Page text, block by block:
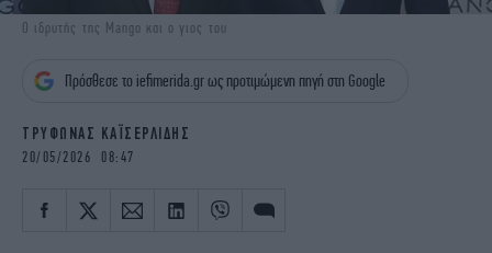
iBOOKS
ΖΩΔΙΑ
MEDIA
ELAMEFORA
NEWSLETTER
Ο ιδρυτής της Mango και ο γιος του
Πρόσθεσε το iefimerida.gr ως προτιμώμενη πηγή στη Google
ΤΡΥΦΩΝΑΣ ΚΑΪΣΕΡΛΙΔΗΣ
20/05/2026 08:47